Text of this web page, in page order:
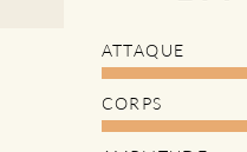
ATTAQUE
CORPS